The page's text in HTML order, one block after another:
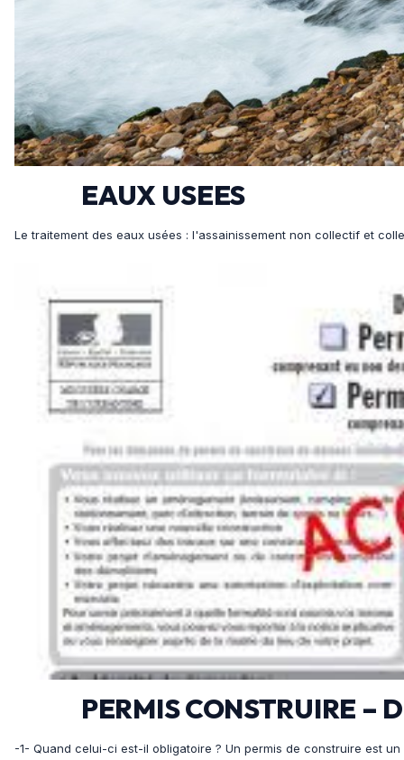
EAUX USEES
Le traitement des eaux usées : l'assainissement non collectif et
PERMIS CONSTRUIRE –
-1- Quand celui-ci est-il obligatoire ? Un permis de construire est